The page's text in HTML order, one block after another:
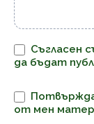
Съгласен
да бъдат
от мен